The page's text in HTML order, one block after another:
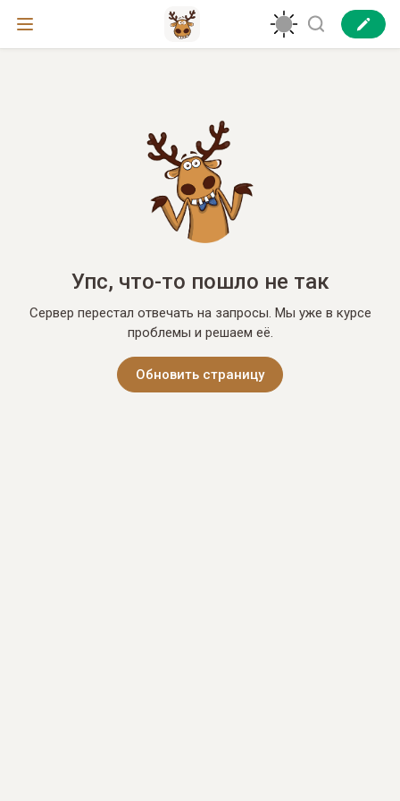
Упс, что-то пошло не так
Сервер перестал отвечать на запросы. Мы уже в курсе
проблемы и решаем её.
Обновить страницу